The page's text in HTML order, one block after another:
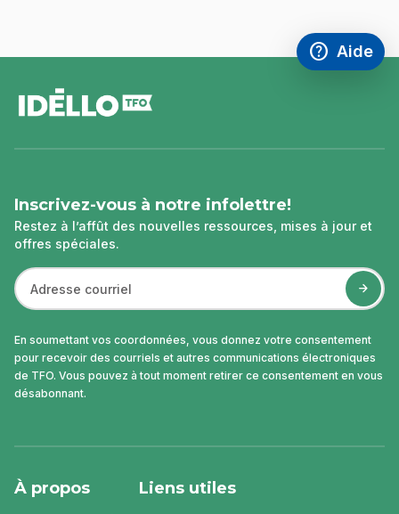
help
Accéder à
Aide
,Ce lien
de
page
Inscrivez-vous à notre infolettre!
Restez à l’affût des nouvelles ressources, mises à jour et
offres spéciales.
En soumettant vos coordonnées, vous donnez votre consentement
pour recevoir des courriels et autres communications électroniques
de TFO. Vous pouvez à tout moment retirer ce consentement en vous
désabonnant.
À propos Liens utiles